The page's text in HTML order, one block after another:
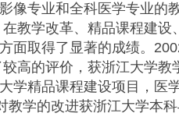
像专业和全科医学专业的
教学改革、精品课程建设
面取得了显著的成绩。
高的评价，获浙江大学教
学精品课程建设项目，医
教学的改进获浙江大学本